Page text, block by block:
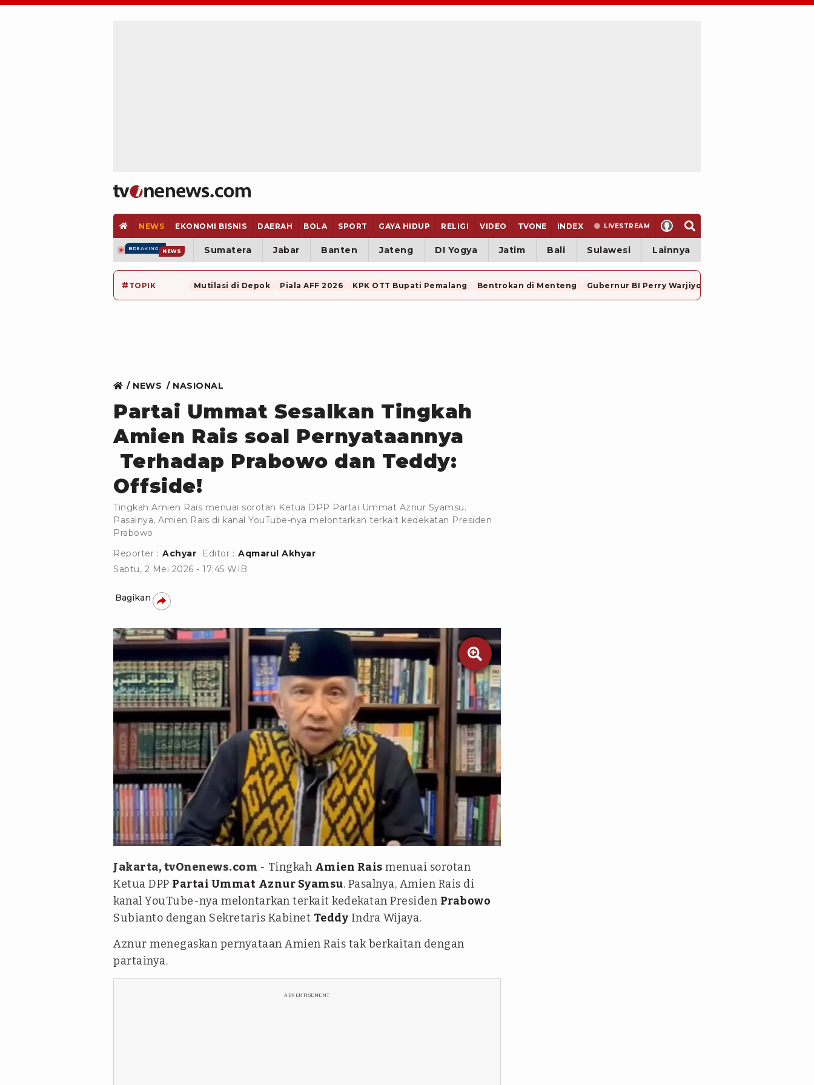
NEWS EKONOMI BISNIS DAERAH BOLA SPORT GAYA HIDUP RELIGI VIDEO TVONE INDEX LIVESTREAM
BREAKING NEWS Sumatera Jabar Banten Jateng DI Yogya Jatim Bali Sulawesi Lainnya
# TOPIK Mutilasi di Depok Piala AFF 2026 KPK OTT Bupati Pemalang Bentrokan di Menteng Gubernur BI Perry Warjiyo Mundur
NEWS NASIONAL
Partai Ummat Sesalkan Tingkah
Amien Rais soal Pernyataannya
Terhadap Prabowo dan Teddy:
Offside!
Tingkah Amien Rais menuai sorotan Ketua DPP Partai Ummat Aznur Syamsu.
Pasalnya, Amien Rais di kanal YouTube-nya melontarkan terkait kedekatan Presiden
Prabowo
Reporter : Achyar Editor : Aqmarul Akhyar
Sabtu, 2 Mei 2026 - 17:45 WIB
Bagikan

Tangkapan Layar/YouTube Amien Rais Official
Jakarta, tvOnenews.com - Tingkah Amien Rais menuai sorotan
Ketua DPP Partai Ummat Aznur Syamsu. Pasalnya, Amien Rais di
kanal YouTube-nya melontarkan terkait kedekatan Presiden Prabowo
Subianto dengan Sekretaris Kabinet Teddy Indra Wijaya.
Aznur menegaskan pernyataan Amien Rais tak berkaitan dengan
partainya.
ADVERTISEMENT